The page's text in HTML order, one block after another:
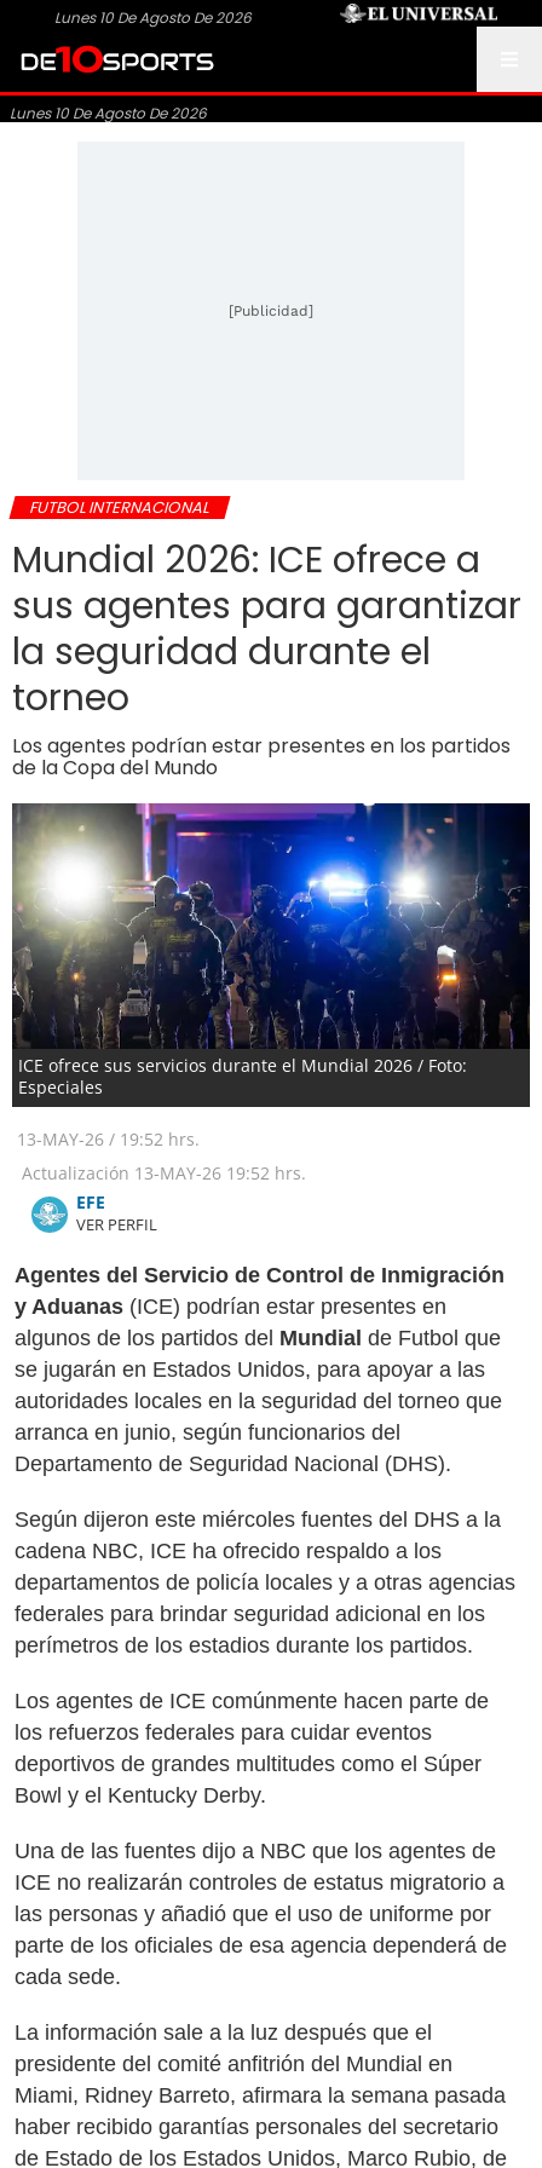
Lunes 10 De Agosto De 2026
Lunes 10 De Agosto De 2026
[Publicidad]
FUTBOL INTERNACIONAL
Mundial 2026: ICE ofrece a
sus agentes para garantizar
la seguridad durante el
torneo
Los agentes podrían estar presentes en los partidos
de la Copa del Mundo
ICE ofrece sus servicios durante el Mundial 2026 / Foto:
Especiales
13-MAY-26 / 19:52 hrs.
Actualización 13-MAY-26 19:52 hrs.
​​​​​​​EFE
VER PERFIL
Agentes del Servicio de Control de Inmigración
y Aduanas (ICE) podrían estar presentes en
algunos de los partidos del Mundial de Futbol que
se jugarán en Estados Unidos, para apoyar a las
autoridades locales en la seguridad del torneo que
arranca en junio, según funcionarios del
Departamento de Seguridad Nacional (DHS).
Según dijeron este miércoles fuentes del DHS a la
cadena NBC, ICE ha ofrecido respaldo a los
departamentos de policía locales y a otras agencias
federales para brindar seguridad adicional en los
perímetros de los estadios durante los partidos.
Los agentes de ICE comúnmente hacen parte de
los refuerzos federales para cuidar eventos
deportivos de grandes multitudes como el Súper
Bowl y el Kentucky Derby.
Una de las fuentes dijo a NBC que los agentes de
ICE no realizarán controles de estatus migratorio a
las personas y añadió que el uso de uniforme por
parte de los oficiales de esa agencia dependerá de
cada sede.
La información sale a la luz después que el
presidente del comité anfitrión del Mundial en
Miami, Ridney Barreto, afirmara la semana pasada
haber recibido garantías personales del secretario
de Estado de los Estados Unidos, Marco Rubio, de